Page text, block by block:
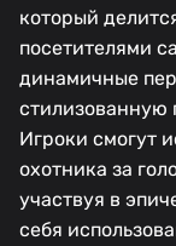
который
посетителями
динамичные
Игроки смогут
охотника за
участвуя в
себя